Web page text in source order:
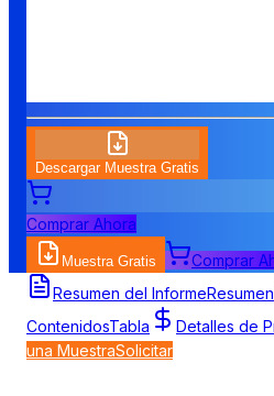
Descargar Muestra Gratis
Comprar Ahora
Muestra Gratis
Comprar
Resumen del InformeResumen
ContenidosTabla Detalles de
una MuestraSolicitar